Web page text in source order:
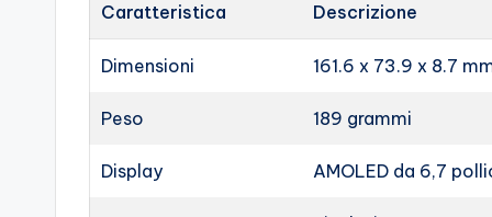
Caratteristica Descrizione
Dimensioni 161.6 x 73.9 x 8.7
Peso 189 grammi
Display AMOLED da 6,7